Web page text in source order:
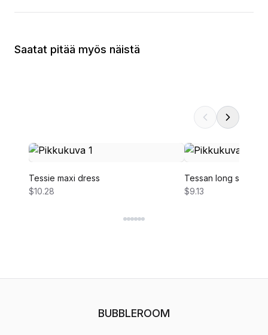
Saatat pitää myös näistä
Tessie maxi dress
$10.28
Tessan long sleeve
$9.13
BUBBLEROOM